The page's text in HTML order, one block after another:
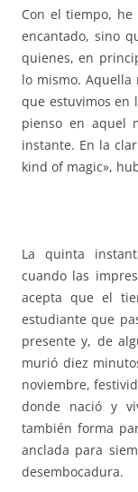
Con el tiempo,
encantado, sino
quienes, en
lo mismo. Aquella
que estuvimos en
pienso en aquel
instante. En la
kind of magic»,
La quinta
cuando las
acepta que el
estudiante que
presente y, de
murió diez
noviembre,
donde nació y
también forma
anclada para
desembocadura.